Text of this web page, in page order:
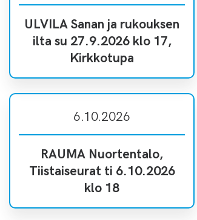
ULVILA Sanan ja rukouksen
ilta su 27.9.2026 klo 17,
Kirkkotupa
6.10.2026
RAUMA Nuortentalo,
Tiistaiseurat ti 6.10.2026
klo 18